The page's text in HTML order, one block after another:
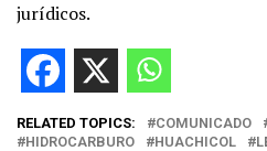
jurídicos.
RELATED TOPICS: COMUNICADO
HIDROCARBURO
HUACHICOL